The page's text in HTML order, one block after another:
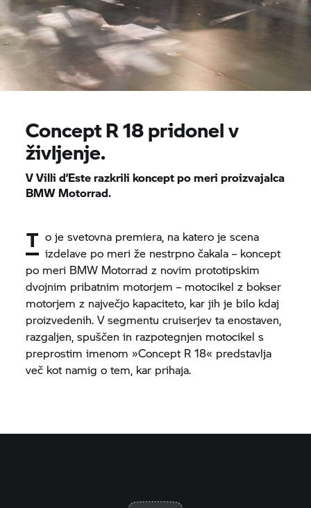
ConceptR 18pridonel v
življenje.
V Villi d’Este razkrili koncept po meri proizvajalca
BMW Motorrad.
T o je svetovna premiera, na katero je scena
izdelave po meri že nestrpno čakala – koncept
po meri BMW Motorrad z novim prototipskim
dvojnim pribatnim motorjem – motocikel z bokser
motorjem z največjo kapaciteto, kar jih je bilo kdaj
proizvedenih. V segmentu cruiserjev ta enostaven,
razgaljen, spuščen in razpotegnjen motocikel s
preprostim imenom »Concept R 18« predstavlja
več kot namig o tem, kar prihaja.